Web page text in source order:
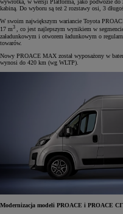
wywrotka, w wersji Platforma, jako podwozie do
kabiną. Do wyboru są też 2 rozstawy osi, 3
W swoim największym wariancie Toyota
17 m3 , co jest najlepszym wynikiem w
załadunkowym i otworem ładunkowym o
towarów.
Nowy PROACE MAX został wyposażony w
wynosi do 420 km (wg WLTP).
Modernizacja modeli PROACE i PROACE